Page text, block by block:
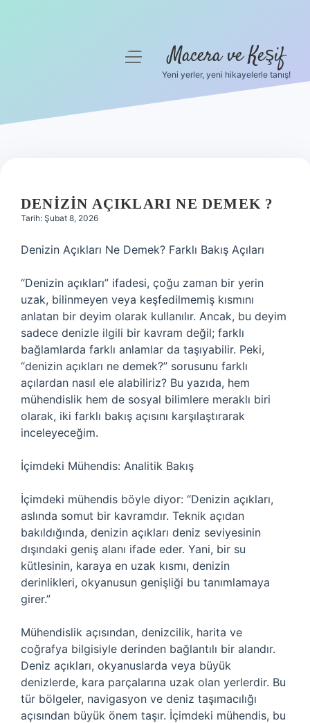
Hakkımızda
menüyüMacera ve Keşif
Yeni yerler, yeni hikayelerle tanış!
DENIZIN AÇIKLARI NE DEMEK ?
Tarih: Şubat 8, 2026
Denizin Açıkları Ne Demek? Farklı Bakış Açıları
“Denizin açıkları” ifadesi, çoğu zaman bir yerin
uzak, bilinmeyen veya keşfedilmemiş kısmını
anlatan bir deyim olarak kullanılır. Ancak, bu deyim
sadece denizle ilgili bir kavram değil; farklı
bağlamlarda farklı anlamlar da taşıyabilir. Peki,
“denizin açıkları ne demek?” sorusunu farklı
açılardan nasıl ele alabiliriz? Bu yazıda, hem
mühendislik hem de sosyal bilimlere meraklı biri
olarak, iki farklı bakış açısını karşılaştırarak
inceleyeceğim.
İçimdeki Mühendis: Analitik Bakış
İçimdeki mühendis böyle diyor: “Denizin açıkları,
aslında somut bir kavramdır. Teknik açıdan
bakıldığında, denizin açıkları deniz seviyesinin
dışındaki geniş alanı ifade eder. Yani, bir su
kütlesinin, karaya en uzak kısmı, denizin
derinlikleri, okyanusun genişliği bu tanımlamaya
girer.”
Mühendislik açısından, denizcilik, harita ve
coğrafya bilgisiyle derinden bağlantılı bir alandır.
Deniz açıkları, okyanuslarda veya büyük
denizlerde, kara parçalarına uzak olan yerlerdir. Bu
tür bölgeler, navigasyon ve deniz taşımacılığı
açısından büyük önem taşır. İçimdeki mühendis, bu